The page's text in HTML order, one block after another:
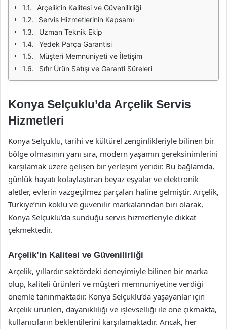
Arçelik’in Kalitesi ve Güvenilirliği
Servis Hizmetlerinin Kapsamı
Uzman Teknik Ekip
Yedek Parça Garantisi
Müşteri Memnuniyeti ve İletişim
Sıfır Ürün Satışı ve Garanti Süreleri
Konya Selçuklu’da Arçelik Servis
Hizmetleri
Konya Selçuklu, tarihi ve kültürel zenginlikleriyle bilinen bir
bölge olmasının yanı sıra, modern yaşamın gereksinimlerini
karşılamak üzere gelişen bir yerleşim yeridir. Bu bağlamda,
günlük hayatı kolaylaştıran beyaz eşyalar ve elektronik
aletler, evlerin vazgeçilmez parçaları haline gelmiştir. Arçelik,
Türkiye’nin köklü ve güvenilir markalarından biri olarak,
Konya Selçuklu’da sunduğu servis hizmetleriyle dikkat
çekmektedir.
Arçelik’in Kalitesi ve Güvenilirliği
Arçelik, yıllardır sektördeki deneyimiyle bilinen bir marka
olup, kaliteli ürünleri ve müşteri memnuniyetine verdiği
önemle tanınmaktadır. Konya Selçuklu’da yaşayanlar için
Arçelik ürünleri, dayanıklılığı ve işlevselliği ile öne çıkmakta,
kullanıcıların beklentilerini karşılamaktadır. Ancak, her